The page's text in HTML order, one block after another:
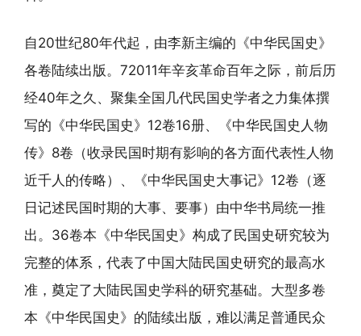
自20世纪80年代起，由李新主编的《中华民国史》
各卷陆续出版。72011年辛亥革命百年之际，前后历
经40年之久、聚集全国几代民国史学者之力集体撰
写的《中华民国史》12卷16册、《中华民国史人物
传》8卷（收录民国时期有影响的各方面代表性人物
近千人的传略）、《中华民国史大事记》12卷（逐
日记述民国时期的大事、要事）由中华书局统一推
出。36卷本《中华民国史》构成了民国史研究较为
完整的体系，代表了中国大陆民国史研究的最高水
准，奠定了大陆民国史学科的研究基础。大型多卷
本《中华民国史》的陆续出版，难以满足普通民众